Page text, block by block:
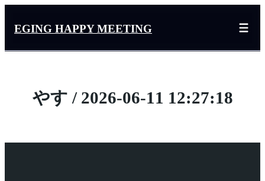
ス
EGING HAPPY MEETING
やす / 2026-06-11 12:27:18